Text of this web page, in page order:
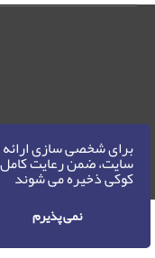
برای شخصی سازی ارائه
سایت، ضمن رعایت
کوکی ذخیره می شوند
نمی پذیرم